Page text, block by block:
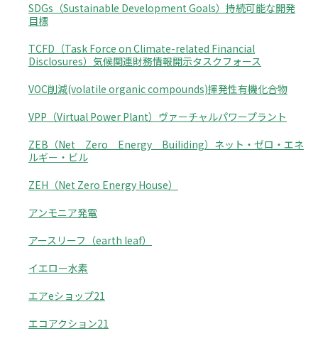
SDGs（Sustainable Development Goals）持続可能な開発
目標
TCFD（Task Force on Climate-related Financial
Disclosures）気候関連財務情報開示タスクフォース
VOC削減(volatile organic compounds)揮発性有機化合物
VPP（Virtual Power Plant）ヴァーチャルパワープラント
ZEB（Net Zero Energy Builiding）ネット・ゼロ・エネ
ルギー・ビル
ZEH（Net Zero Energy House）
アンモニア発電
アースリーフ（earth leaf）
イエロー水素
エアeショップ21
エコアクション21